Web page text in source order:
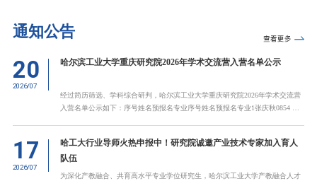
通知公告
20
2026/07
哈尔滨工业大学重庆研究院2026年学术交流营入营名单公示
经过简历筛选、学科综合研判，哈尔滨工业大学重庆研究院2026年学术交流营
入营名单公示如下：序号姓名预报名专业序号姓名预报名专业1张庆秋0854 电
电子信息5耿崇哲0855 机械37温悦成0854 电子信息6徐夕童0854 电子信息38舒
建国0854 电子信息7张雨新0854 电子信息39杨皓淳0858 能源动力8魏佳佩0854
电子信息40武筱然0857 资源与环境9任延玮0854 电子信息41邱奕0854 电子
17
2026/07
​哈工大行业导师火热申报中！研究院诚邀产业技术专家加入育人
队伍
为深化产教融合、共育高水平专业学位研究生，哈尔滨工业大学产教融合人才